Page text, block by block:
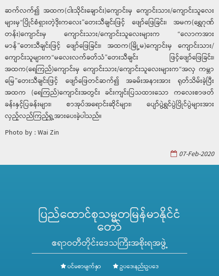
ဆက်လက်၍ အထက(ငါးသိုင်းချောင်း)ကျောင်းမှ ကျောင်းသား/ကျောင်းသူလေး
များမှ“ပြိုင်စံရှားတဲ့ဒိုးကလေး”တေးသီချင်းဖြင့် ဖျော်ဖြေခြင်း၊ အမက(ရွှေဂုဏ်
တန်း)ကျောင်းမှ ကျောင်းသား/ကျောင်းသူလေးများက “လောကအား
မာန်”တေးသီချင်းဖြင့် ဖျော်ဖြေခြင်း၊ အထက(မြို့မ)ကျောင်းမှ ကျောင်းသား/
ကျောင်းသူများက“မလေးလက်ခတ်သံ”တေးသီချင်း ဖြင့်ဖျော်ဖြေခြင်း၊
အထက(ရေကြည်)ကျောင်းမှ ကျောင်းသား/ကျောင်းသူလေးများက“အလှ ကမ္ဘာ
မြေ”တေးသီချင်းဖြင့် ဖျော်ဖြေတင်ဆက်၍ အခမ်းအနားအား ရုတ်သိမ်းခဲ့ပြီး
အထက (ရေကြည်)ကျောင်းအတွင်း ခင်းကျင်းပြသထားသော ကလေးစာဖတ်
ခန်းနှင့်ပြခန်းများ၊ စာအုပ်အရောင်းဆိုင်များ၊ ပျော်ပွဲရွှင်ပွဲပြိုင်ပွဲများအား
လှည့်လည်ကြည့်ရှု့အားပေးခဲ့ပါသည်။
Photo by : Wai Zin
07-Feb-2020
ပြည်ထောင်စုသမ္မတမြန်မာနိုင်ငံ
တော်
ဧရာဝတီတိုင်းဒေသကြီးအစိုးရအဖွဲ့
ပင်မစာမျက်နှာ
ဥပဒေ၊နည်းဥပဒေ